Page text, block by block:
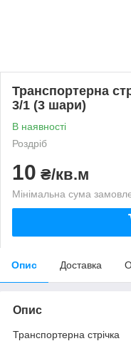
Транспортерна
3/1 (3 шари)
В наявності
Роздріб
10 ₴/кв.м
Мінімальна сума
Опис Доставка
Опис
Транспортерна стрічка